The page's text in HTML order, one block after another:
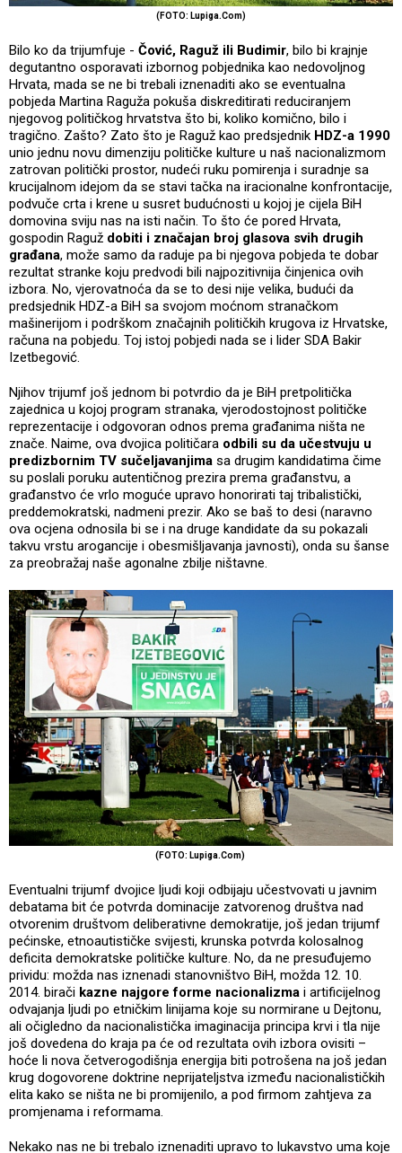
(FOTO: Lupiga.Com)
Bilo ko da trijumfuje - Čović, Raguž ili Budimir, bilo bi krajnje
degutantno osporavati izbornog pobjednika kao nedovoljnog
Hrvata, mada se ne bi trebali iznenaditi ako se eventualna
pobjeda Martina Raguža pokuša diskreditirati reduciranjem
njegovog političkog hrvatstva što bi, koliko komično, bilo i
tragično. Zašto? Zato što je Raguž kao predsjednik HDZ-a 1990
unio jednu novu dimenziju političke kulture u naš nacionalizmom
zatrovan politički prostor, nudeći ruku pomirenja i suradnje sa
krucijalnom idejom da se stavi tačka na iracionalne konfrontacije,
podvuče crta i krene u susret budućnosti u kojoj je cijela BiH
domovina sviju nas na isti način. To što će pored Hrvata,
gospodin Raguž dobiti i značajan broj glasova svih drugih
građana, može samo da raduje pa bi njegova pobjeda te dobar
rezultat stranke koju predvodi bili najpozitivnija činjenica ovih
izbora. No, vjerovatnoća da se to desi nije velika, budući da
predsjednik HDZ-a BiH sa svojom moćnom stranačkom
mašinerijom i podrškom značajnih političkih krugova iz Hrvatske,
računa na pobjedu. Toj istoj pobjedi nada se i lider SDA Bakir
Izetbegović.
Njihov trijumf još jednom bi potvrdio da je BiH pretpolitička
zajednica u kojoj program stranaka, vjerodostojnost političke
reprezentacije i odgovoran odnos prema građanima ništa ne
znače. Naime, ova dvojica političara odbili su da učestvuju u
predizbornim TV sučeljavanjima sa drugim kandidatima čime
su poslali poruku autentičnog prezira prema građanstvu, a
građanstvo će vrlo moguće upravo honorirati taj tribalistički,
preddemokratski, nadmeni prezir. Ako se baš to desi (naravno
ova ocjena odnosila bi se i na druge kandidate da su pokazali
takvu vrstu arogancije i obesmišljavanja javnosti), onda su šanse
za preobražaj naše agonalne zbilje ništavne.
(FOTO: Lupiga.Com)
Eventualni trijumf dvojice ljudi koji odbijaju učestvovati u javnim
debatama bit će potvrda dominacije zatvorenog društva nad
otvorenim društvom deliberativne demokratije, još jedan trijumf
pećinske, etnoautističke svijesti, krunska potvrda kolosalnog
deficita demokratske političke kulture. No, da ne presuđujemo
prividu: možda nas iznenadi stanovništvo BiH, možda 12. 10.
2014. birači kazne najgore forme nacionalizma i artificijelnog
odvajanja ljudi po etničkim linijama koje su normirane u Dejtonu,
ali očigledno da nacionalistička imaginacija principa krvi i tla nije
još dovedena do kraja pa će od rezultata ovih izbora ovisiti –
hoće li nova četverogodišnja energija biti potrošena na još jedan
krug dogovorene doktrine neprijateljstva između nacionalističkih
elita kako se ništa ne bi promijenilo, a pod firmom zahtjeva za
promjenama i reformama.
Nekako nas ne bi trebalo iznenaditi upravo to lukavstvo uma koje